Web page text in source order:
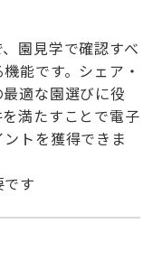
園見学で確認すべ
能です。シェア・
適な園選びに役
満たすことで電子
トを獲得できま
す